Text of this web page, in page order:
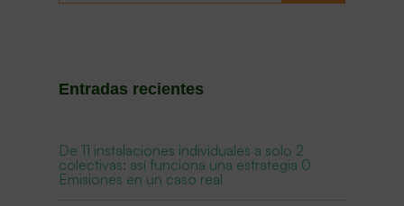
Entradas recientes
De 11 instalaciones individuales a solo 2
colectivas: así funciona una estrategia 0
Emisiones en un caso real